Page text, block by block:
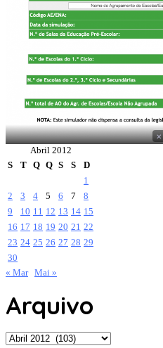
×
Abril 2012
S
T Q Q S S
D
1
2
3 4 5 6 7
8
9
10 11 12 13 14 15
16 17 18 19 20 21 22
23 24 25 26 27 28 29
30
« Mar Mai »
Arquivo
Arquivo